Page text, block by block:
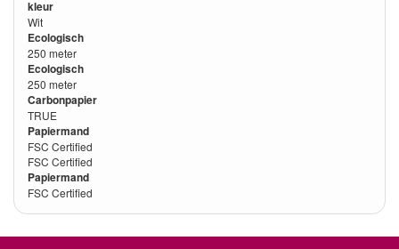
kleur
Wit
Ecologisch
250 meter
Ecologisch
250 meter
Carbonpapier
TRUE
Papiermand
FSC Certified
FSC Certified
Papiermand
FSC Certified